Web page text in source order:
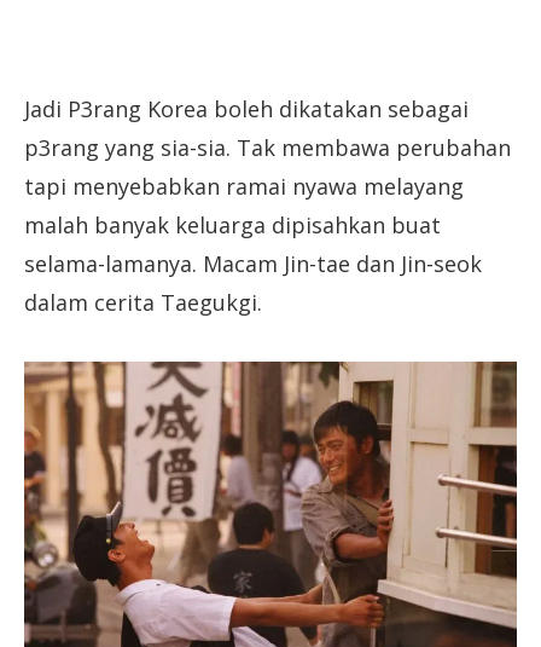
Jadi P3rang Korea boleh dikatakan sebagai
p3rang yang sia-sia. Tak membawa perubahan
tapi menyebabkan ramai nyawa melayang
malah banyak keluarga dipisahkan buat
selama-lamanya. Macam Jin-tae dan Jin-seok
dalam cerita Taegukgi.